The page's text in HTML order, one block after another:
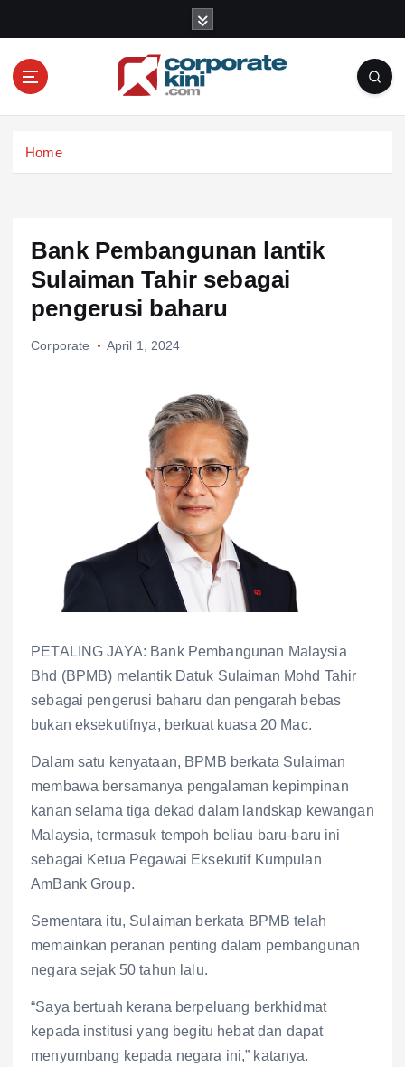
o
Home
Bank Pembangunan lantik
Sulaiman Tahir sebagai
pengerusi baharu
Corporate April 1, 2024
PETALING JAYA: Bank Pembangunan Malaysia
Bhd (BPMB) melantik Datuk Sulaiman Mohd Tahir
sebagai pengerusi baharu dan pengarah bebas
bukan eksekutifnya, berkuat kuasa 20 Mac.
Dalam satu kenyataan, BPMB berkata Sulaiman
membawa bersamanya pengalaman kepimpinan
kanan selama tiga dekad dalam landskap kewangan
Malaysia, termasuk tempoh beliau baru-baru ini
sebagai Ketua Pegawai Eksekutif Kumpulan
AmBank Group.
Sementara itu, Sulaiman berkata BPMB telah
memainkan peranan penting dalam pembangunan
negara sejak 50 tahun lalu.
“Saya bertuah kerana berpeluang berkhidmat
kepada institusi yang begitu hebat dan dapat
menyumbang kepada negara ini,” katanya.